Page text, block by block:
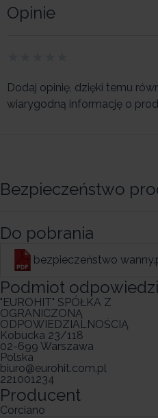
Opinie
Dodaj opinię, dzięki temu
wiarygodną informację o
Bezpieczeństwo
Do pobrania
bezpieczeństwo
Podmiot
"EUROHIT" SPÓŁKA Z
OGRANICZONĄ
ODPOWIEDZIALNOŚCIĄ
Kobucka 23/118
02-699 Warszawa
Polska
biuro@eurohit.com.pl
221001234
Producent
Corciano